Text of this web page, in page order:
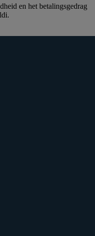
en het betalingsgedrag